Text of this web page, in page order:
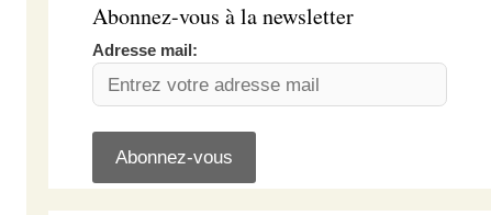
Abonnez-vous à la newsletter
Adresse mail: